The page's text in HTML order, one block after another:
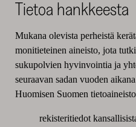
Tietoa hankkeesta
Mukana olevista perheistä
monitieteinen aineisto, jota
sukupolvien hyvinvointia ja
seuraavan sadan vuoden
Huomisen Suomen
rekisteritiedot